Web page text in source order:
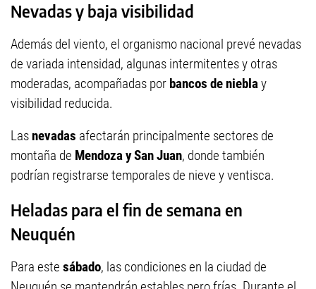
Nevadas y baja visibilidad
Además del viento, el organismo nacional prevé nevadas
de variada intensidad, algunas intermitentes y otras
moderadas, acompañadas por bancos de nieblay
visibilidad reducida.
Lasnevadas afectarán principalmente sectores de
montaña de Mendoza y San Juan, donde también
podrían registrarse temporales de nieve y ventisca.
Heladas para el fin de semana en
Neuquén
Para este sábado, las condiciones en la ciudad de